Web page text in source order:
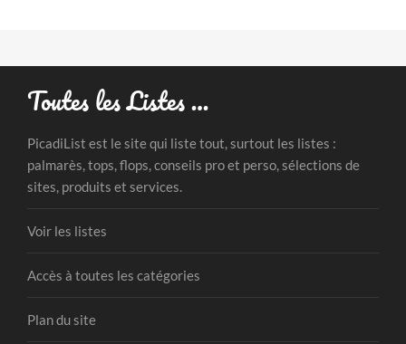
Toutes les Listes …
PicadiList est le site qui liste tout, surtout les listes :
palmarès, tops, flops, conseils pro et perso, sélections de
sites, produits et services.
Voir les listes
Accès à toutes les catégories
Plan du site